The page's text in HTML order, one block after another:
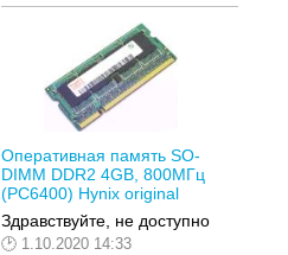
Оперативная память SO-
DIMM DDR2 4GB, 800МГц
(PC6400) Hynix original
Здравствуйте, не доступно
1.10.2020 14:33